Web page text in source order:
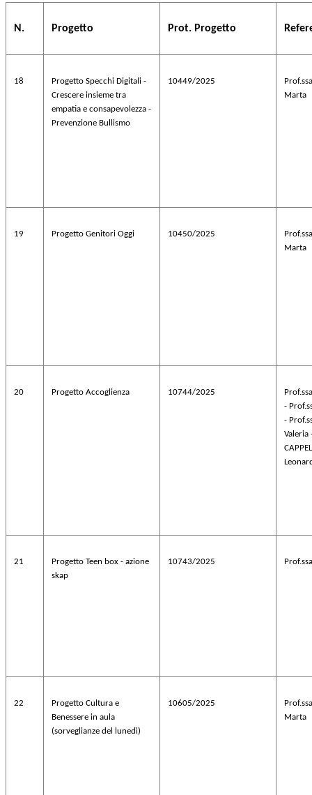
N. Progetto Prot. Progetto
18
Progetto Specchi Digitali -
Crescere insieme tra
empatia e consapevolezza -
Prevenzione Bullismo
10449/2025
Marta
19 Progetto Genitori Oggi 10450/2025
Marta
20 Progetto Accoglienza 10744/2025
-
-
Valeria
21
Progetto Teen box - azione
skap
10743/2025
22
Progetto Cultura e
Benessere in aula
(sorveglianze del lunedì)
10605/2025
Marta